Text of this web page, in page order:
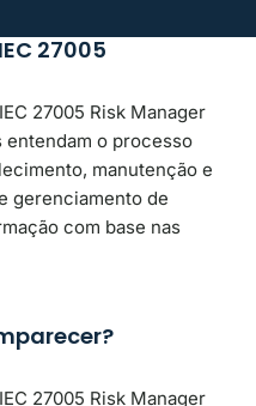
27005
27005 Risk Manager
o processo
manutenção e
gerenciamento de
com base nas
27005 Risk Manager